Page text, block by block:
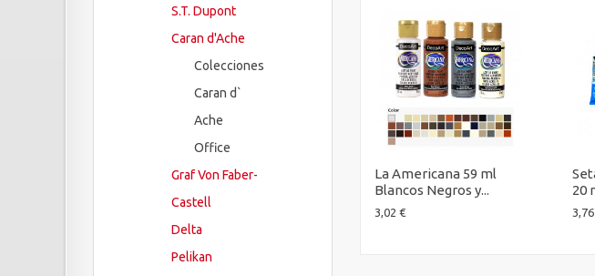
S.T. Dupont
Caran d'Ache
Colecciones
Caran d`
Ache
Office
Graf Von Faber-
Castell
Delta
Pelikan
La Americana 59 ml
Blancos Negros y...
3,02 €
20